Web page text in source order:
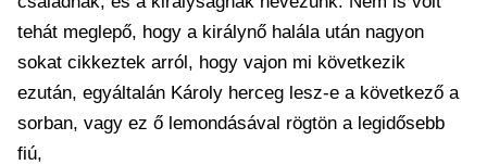
tehát meglepő, hogy a királynő halála után nagyon
sokat cikkeztek arról, hogy vajon mi következik
ezután, egyáltalán Károly herceg lesz-e a következő a
sorban, vagy ez ő lemondásával rögtön a legidősebb
fiú,